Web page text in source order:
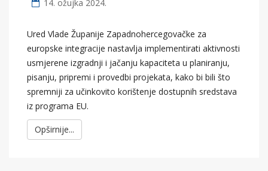
14. ožujka 2024.
Ured Vlade Županije Zapadnohercegovačke za
europske integracije nastavlja implementirati aktivnosti
usmjerene izgradnji i jačanju kapaciteta u planiranju,
pisanju, pripremi i provedbi projekata, kako bi bili što
spremniji za učinkovito korištenje dostupnih sredstava
iz programa EU.
Opširnije...